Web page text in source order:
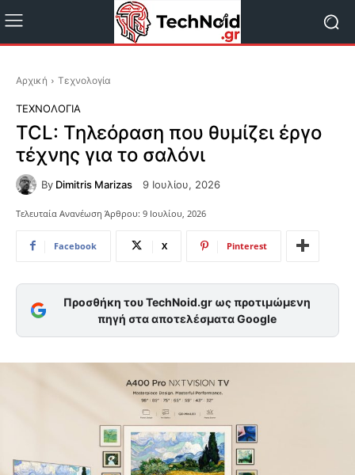
Αρχική Τεχνολογία
ΤΕΧΝΟΛΟΓΊΑ
TCL: Τηλεόραση που θυμίζει έργο
τέχνης για το σαλόνι
By Dimitris Marizas 9 Ιουλίου, 2026
Τελευταία Ανανέωση Άρθρου: 9 Ιουλίου, 2026
Facebook X Pinterest
Προσθήκη του TechNoid.gr ως προτιμώμενη
πηγή στα αποτελέσματα Google